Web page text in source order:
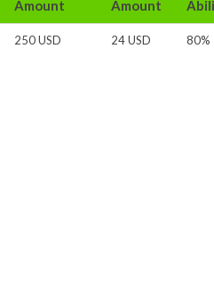
Amount Amount
250 USD 24 USD 80%